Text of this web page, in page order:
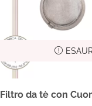
Filtro da tè con